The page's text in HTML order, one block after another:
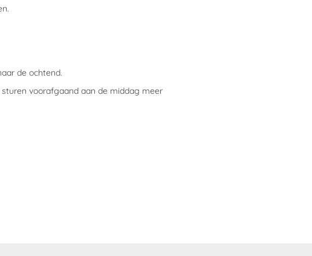
de ochtend.
voorafgaand aan de middag meer